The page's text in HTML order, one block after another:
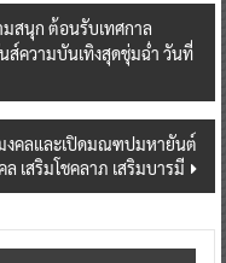
สนุก ต้อนรับเทศกาล
ความบันเทิงสุดชุ่มฉ่ำ วันที่
งคลและเปิดมณฑปมหายันต์
ล เสริมโชคลาภ เสริมบารมี